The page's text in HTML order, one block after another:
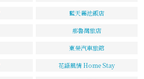
藍天麗池飯店
那魯灣旅店
東榮汽車旅館
花語風情 Home Stay